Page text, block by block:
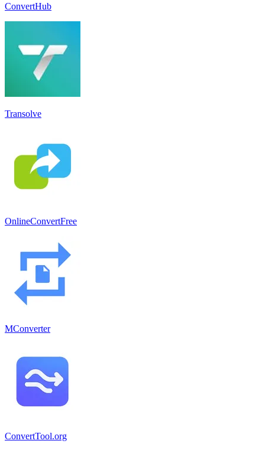
ConvertHub
Transolve
OnlineConvertFree
MConverter
ConvertTool.org